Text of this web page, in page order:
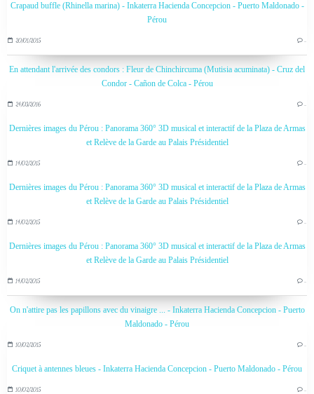
Crapaud buffle (Rhinella marina) - Inkaterra Hacienda Concepcion - Puerto Maldonado -
Pérou
20/01/2015 …
En attendant l'arrivée des condors : Fleur de Chinchircuma (Mutisia acuminata) - Cruz del
Condor - Cañon de Colca - Pérou
24/03/2016 …
Dernières images du Pérou : Panorama 360° 3D musical et interactif de la Plaza de Armas
et Relève de la Garde au Palais Présidentiel
14/02/2015 …
Dernières images du Pérou : Panorama 360° 3D musical et interactif de la Plaza de Armas
et Relève de la Garde au Palais Présidentiel
14/02/2015 …
Dernières images du Pérou : Panorama 360° 3D musical et interactif de la Plaza de Armas
et Relève de la Garde au Palais Présidentiel
14/02/2015 …
On n'attire pas les papillons avec du vinaigre ... - Inkaterra Hacienda Concepcion - Puerto
Maldonado - Pérou
10/02/2015 …
Criquet à antennes bleues - Inkaterra Hacienda Concepcion - Puerto Maldonado - Pérou
10/02/2015 …